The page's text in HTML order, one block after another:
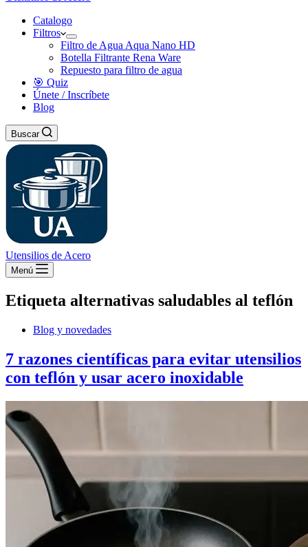
Catalogo
Filtros
Filtro de Agua Aqua Nano HD
Botella Filtrante Rena Ware
Repuesto para filtro de agua
🎯 Quiz
Únete / Inscríbete
Blog
Buscar
Utensilios de Acero
Menú
Etiqueta alternativas saludables al teflón
Blog y novedades
7 razones científicas para evitar utensilios
con teflón y usar acero inoxidable